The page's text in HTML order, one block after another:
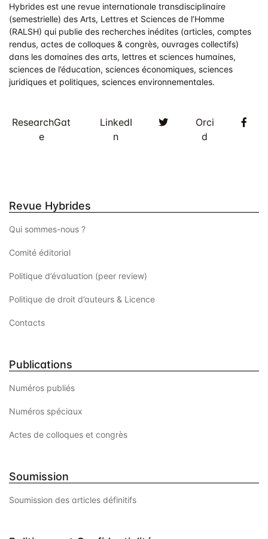
Hybrides est une revue internationale transdisciplinaire
(semestrielle) des Arts, Lettres et Sciences de l’Homme
(RALSH) qui publie des recherches inédites (articles, comptes
rendus, actes de colloques & congrès, ouvrages collectifs)
dans les domaines des arts, lettres et sciences humaines,
sciences de l’éducation, sciences économiques, sciences
juridiques et politiques, sciences environnementales.
ResearchGat
e
LinkedI
n
TwitterOrci
d
Revue Hybrides
Qui sommes-nous ?
Comité éditorial
Politique d’évaluation (peer review)
Politique de droit d’auteurs & Licence
Contacts
Publications
Numéros publiés
Numéros spéciaux
Actes de colloques et congrès
Soumission
Soumission des articles définitifs